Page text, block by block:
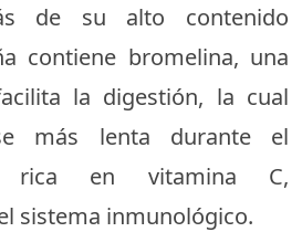
de su alto contenido
contiene bromelina, una
la digestión, la cual
más lenta durante el
rica en vitamina C,
sistema inmunológico.